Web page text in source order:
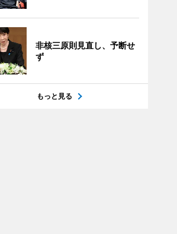
非核三原則見直し、予断せ
ず
もっと見る